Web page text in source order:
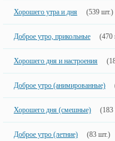
Хорошего утра и дня (539 шт.)
Доброе утро, прикольные (470
Хорошего дня и настроения
Доброе утро (анимированные)
Хорошего дня (смешные) (183
Доброе утро (летние) (83 шт.)